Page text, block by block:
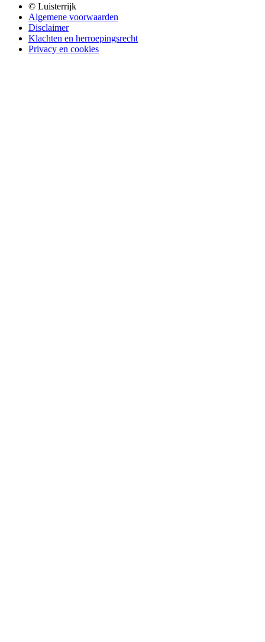
© Luisterrijk
Algemene voorwaarden
Disclaimer
Klachten en herroepingsrecht
Privacy en cookies